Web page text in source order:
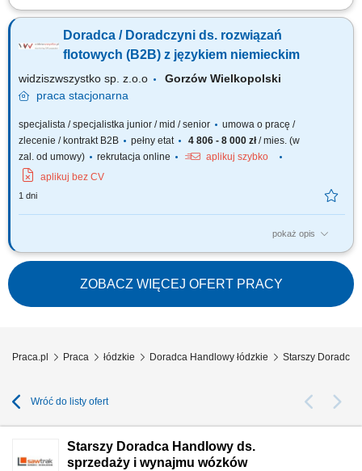
Twój obszar odpowiedzialności: Budowanie długofalowych, partnerskich
produktowe oraz prowadzenie prezentacji i pokazów u klientów. Udział w
targach, szkoleniach oraz kluczowych wydarzeniach branżowych.
Doradca / Doradczyni ds. rozwiązań
flotowych (B2B) z językiem niemieckim
widziszwszystko sp. z.o.o
Gorzów Wielkopolski
praca stacjonarna
specjalista / specjalistka junior / mid / senior
umowa o pracę /
zlecenie / kontrakt B2B
pełny etat 4 806 - 8 000 zł/ mies. (w
zal. od umowy)
rekrutacja online
aplikuj szybko
aplikuj bez CV
1 dni
pokaż opis
Opis stanowiska Poszukujemy osoby nastawionej na realizację celów
sprzedażowych. Zakres obowiązków obejmuje aktywne pozyskiwanie
nowych klientów B2B oraz budowanie własnej bazy kontaktów. Do zadań
należeć będzie m.in. pozyskiwanie nowych klientów biznesowych,
sprzedaż systemów...
ZOBACZ WIĘCEJ OFERT PRACY
Praca.pl Praca łódzkie Doradca Handlowy łódzkie Starszy Doradca
Wróć do listy ofert
Starszy Doradca Handlowy ds.
sprzedaży i wynajmu wózków